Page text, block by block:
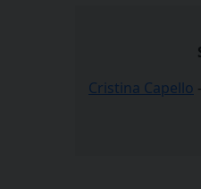
Cristina Capello -